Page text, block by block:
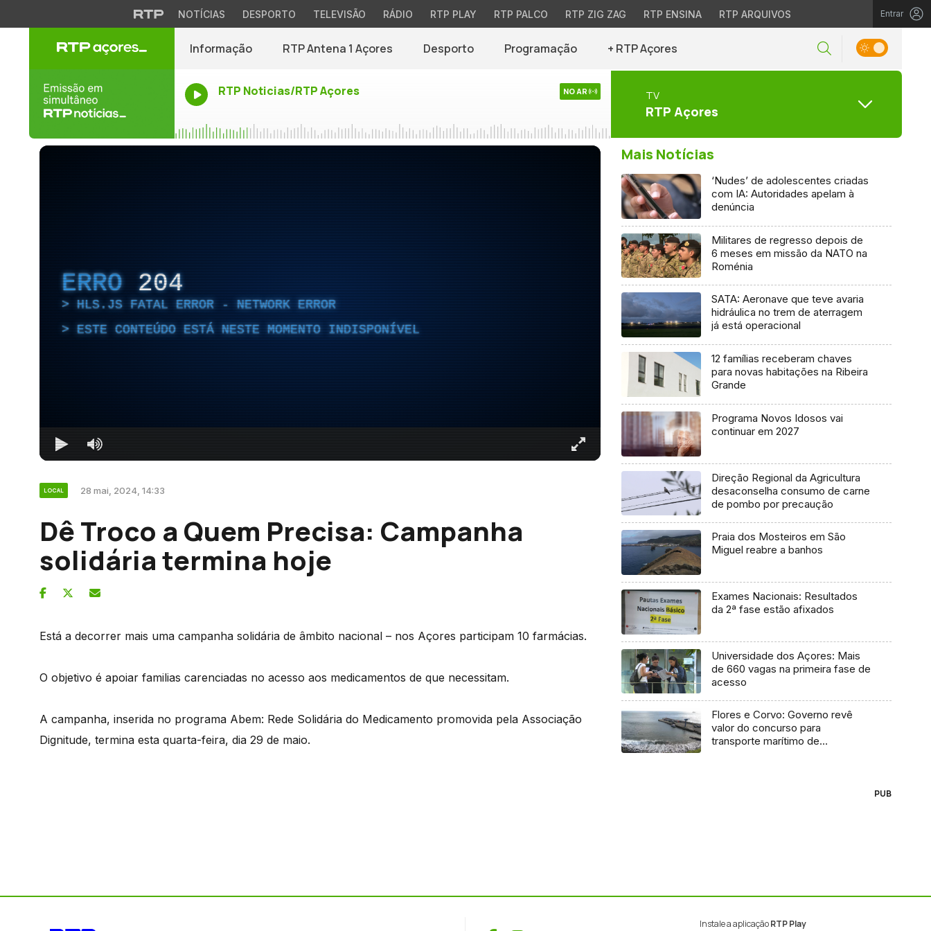
NOTÍCIAS DESPORTO TELEVISÃO RÁDIO RTP PLAY RTP PALCO RTP ZIG ZAG RTP ENSINA RTP ARQUIVOS Entrar
Informação RTP Antena 1 Açores Desporto Programação + RTP Açores
RTP Noticias/RTP Açores NO AR TV
RTP Açores
ERRO 204
HLS.JS FATAL ERROR - NETWORK ERROR
ESTE CONTEÚDO ESTÁ NESTE MOMENTO INDISPONÍVEL
LOCAL 28 mai, 2024, 14:33
Dê Troco a Quem Precisa: Campanha
solidária termina hoje
Está a decorrer mais uma campanha solidária de âmbito nacional – nos Açores participam 10 farmácias.
O objetivo é apoiar familias carenciadas no acesso aos medicamentos de que necessitam.
A campanha, inserida no programa Abem: Rede Solidária do Medicamento promovida pela Associação
Dignitude, termina esta quarta-feira, dia 29 de maio.
Mais Notícias
‘Nudes’ de adolescentes criadas
com IA: Autoridades apelam à
denúncia
Militares de regresso depois de
6 meses em missão da NATO na
Roménia
SATA: Aeronave que teve avaria
hidráulica no trem de aterragem
já está operacional
12 famílias receberam chaves
para novas habitações na Ribeira
Grande
Programa Novos Idosos vai
continuar em 2027
Direção Regional da Agricultura
desaconselha consumo de carne
de pombo por precaução
Praia dos Mosteiros em São
Miguel reabre a banhos
Exames Nacionais: Resultados
da 2ª fase estão afixados
Universidade dos Açores: Mais
de 660 vagas na primeira fase de
acesso
Flores e Corvo: Governo revê
valor do concurso para
transporte marítimo de
PUB
Instale a aplicaçãoRTP Play